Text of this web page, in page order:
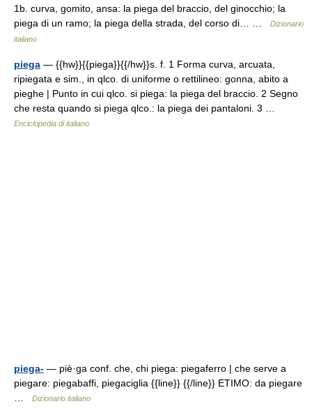
1b. curva, gomito, ansa: la piega del braccio, del ginocchio; la
piega di un ramo; la piega della strada, del corso di… …
Dizionario
italiano
piega — {{hw}}{{piega}}{{/hw}}s. f. 1 Forma curva, arcuata,
ripiegata e sim., in qlco. di uniforme o rettilineo: gonna, abito a
pieghe | Punto in cui qlco. si piega: la piega del braccio. 2 Segno
che resta quando si piega qlco.: la piega dei pantaloni. 3 …
Enciclopedia di italiano
piega- — piè·ga conf. che, chi piega: piegaferro | che serve a
piegare: piegabaffi, piegaciglia {{line}} {{/line}} ETIMO: da piegare
Dizionario italiano